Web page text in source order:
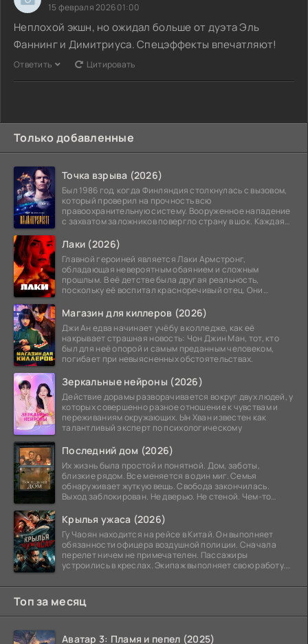
15 февраля 2026 01:00
Неплохой экшн, но ожидал больше от дуэта Эль
Фаннинг и Димитриуса. Спецэффекты впечатляют!
Ответить Цитировать
Только добавленные
Точка взрыва (2026)
Был 1986 год, когда Финляндия столкнулась с вызовом,
который проверил на прочность всю
правоохранительную систему. Вооруженное нападение
с захватом заложников повергло страну в шок. Каждая
Лаки (2026)
Главной героиней является Лаки Армстронг,
обладающая невероятным обаянием и сложным
прошлым. В её детстве была другая реальность,
поскольку её воспитал красноречивый отец. Они
Магазин для киллеров (2026)
Джи Ан едва начинает учёбу в колледже, как её
накрывает страшная новость: Чон Джин Ман, тот, кто
был для неё опорой и самым преданным человеком,
погибает при невыясненных обстоятельствах.
Зеркальные нейроны (2026)
Действие дорамы разворачивается вокруг двух людей, у
которых совершенно разное отношение к чувствам и
переживаниям окружающих. Ын Хван известен как
талантливый эксперт по психологическому
Последний дом (2026)
Их жизнь была простой и понятной. Дом, заботы,
близкие рядом. Все меняется в один миг. Семья
обнаруживает жуткую вещь. Свобода закончилась.
Выход заблокирован. Не дверью. Не стеной. Чем-то
Крылья ужаса (2026)
Гу Чаоян находится на рейсе в Китай. Он выполняет
обязанности офицера воздушной полиции. Сначала
перелет ничем не примечателен. Пассажиры
устроились в креслах. Экипаж выполняет свою работу.
Топ за месяц
Аватар 3: Пламя и пепел (2025)